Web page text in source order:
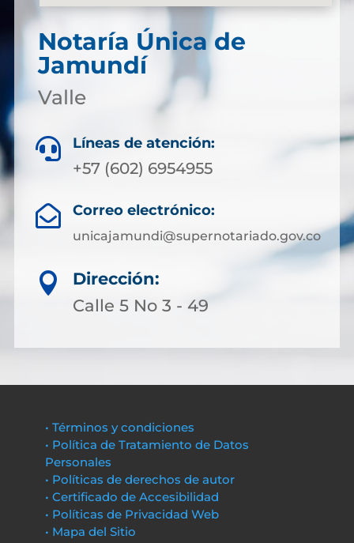
Notaría Única de
Jamundí
Valle
 Líneas de atención:
+57 (602) 6954955
 Correo electrónico:
unicajamundi@supernotariado.gov.co

Dirección:
Calle 5 No 3 - 49
• Términos y condiciones
• Política de Tratamiento de Datos
Personales
• Políticas de derechos de autor
• Certificado de Accesibilidad
• Políticas de Privacidad Web
• Mapa del Sitio